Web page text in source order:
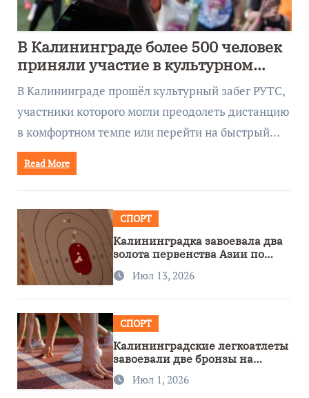
В Калининграде более 500 человек
приняли участие в культурном
забеге
В Калининграде прошёл культурный забег РУТС,
участники которого могли преодолеть дистанцию
в комфортном темпе или перейти на быстрый…
Read More
СПОРТ
Калининградка завоевала два
золота первенства Азии по
метанию ножа
Июл 13, 2026
СПОРТ
Калининградские легкоатлеты
завоевали две бронзы на
первенстве России
Июл 1, 2026